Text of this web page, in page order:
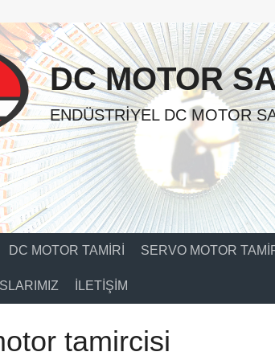
DC MOTOR
ENDÜSTRIYEL DC MOTOR
DC MOTOR TAMIRI SERVO MOTOR
İLETIŞIM
tamircisi